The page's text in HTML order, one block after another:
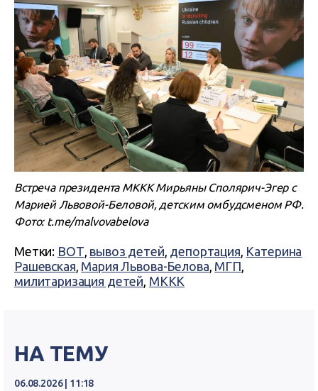
Встреча президента МККК Мирьяны Сполярич-Эгер с
Марией Львовой-Беловой, детским омбудсменом РФ.
Фото: t.me/malvovabelova
Метки: ВОТ вывоз детей депортация Катерина
Рашевская Мария Львова-Белова МГП
милитаризация детей МККК
НА ТЕМУ
06.08.2026 | 11:18